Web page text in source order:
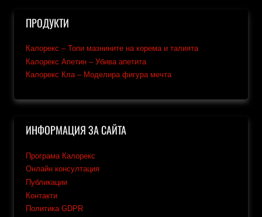
ПРОДУКТИ
Калорекс – Топи мазнините на корема и талията
Калорекс Апетин – Убива апетита
Калорекс Кла – Моделира фигура мечта
ИНФОРМАЦИЯ ЗА САЙТА
Програма Калорекс
Онлайн консултация
Публикации
Контакти
Политика GDPR